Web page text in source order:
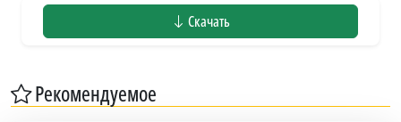
Скачать
Рекомендуемое